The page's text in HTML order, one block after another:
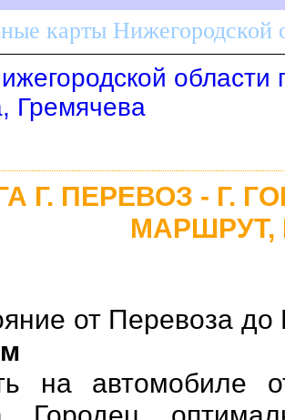
карты Нижегородской
области
Гремячева
Г. ПЕРЕВОЗ - Г.
МАРШРУТ,
от Перевоза до
на автомобиле